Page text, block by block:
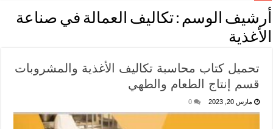
أرشيف الوسم :تكاليف العمالة في صناعة
الأغذية
تحميل كتاب محاسبة تكاليف الأغذية والمشروبات
قسم إنتاج الطعام والطهي
مارس 20, 2023 0